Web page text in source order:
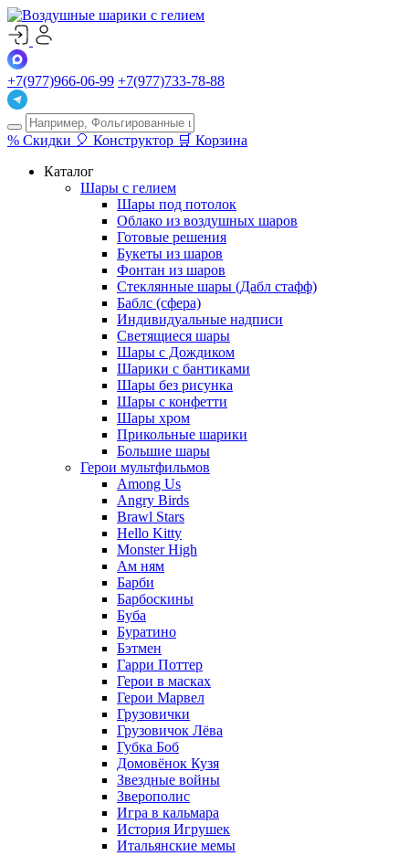
+7(977)966-06-99 +7(977)733-78-88
% Скидки 🎈 Конструктор 🛒 Корзина
Каталог
Шары с гелием
Шары под потолок
Облако из воздушных шаров
Готовые решения
Букеты из шаров
Фонтан из шаров
Стеклянные шары (Дабл стафф)
Баблс (сфера)
Индивидуальные надписи
Светящиеся шары
Шары с Дождиком
Шарики с бантиками
Шары без рисунка
Шары с конфетти
Шары хром
Прикольные шарики
Большие шары
Герои мультфильмов
Among Us
Angry Birds
Brawl Stars
Hello Kitty
Monster High
Ам ням
Барби
Барбоскины
Буба
Буратино
Бэтмен
Гарри Поттер
Герои в масках
Герои Марвел
Грузовички
Грузовичок Лёва
Губка Боб
Домовёнок Кузя
Звездные войны
Зверополис
Игра в кальмара
История Игрушек
Итальянские мемы